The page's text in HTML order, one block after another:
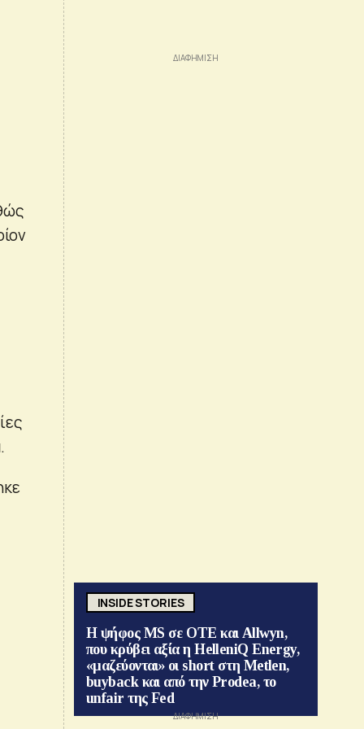
INSIDE STORIES
Η ψήφος MS σε ΟΤΕ και Allwyn,
που κρύβει αξία η HelleniQ Energy,
«μαζεύονται» οι short στη Metlen,
buyback και από την Prodea, το
unfair της Fed